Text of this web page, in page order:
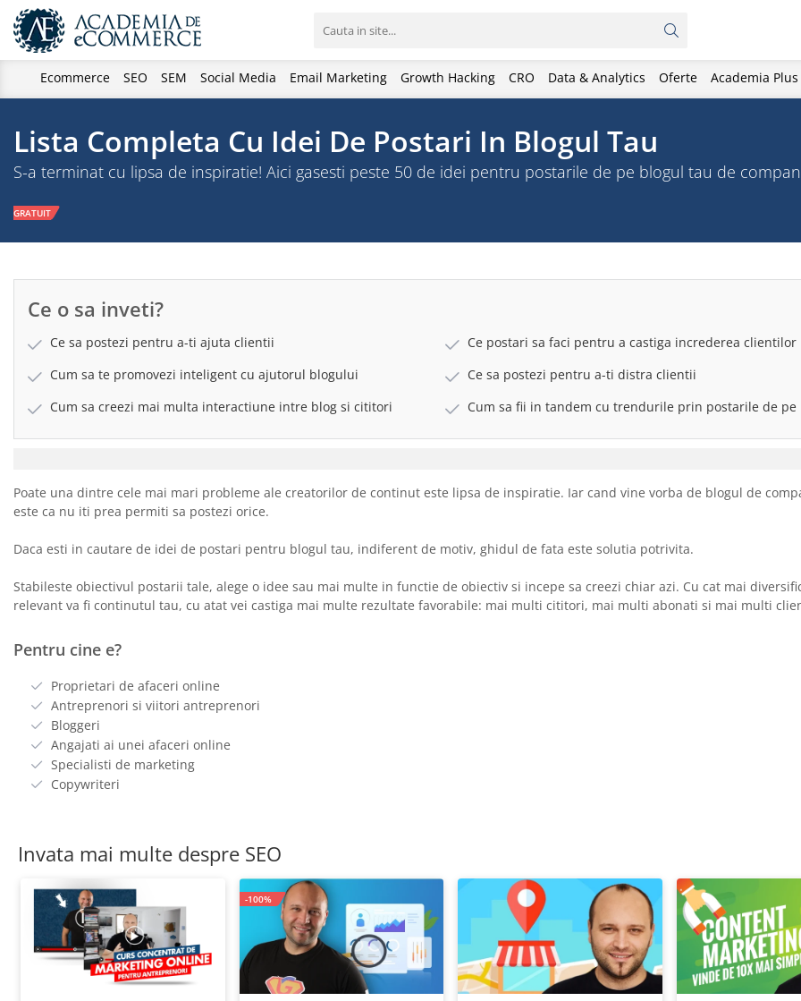
Ecommerce SEO SEM Social Media Email Marketing Growth Hacking CRO Data & Analytics Oferte Academia Plus
Lista Completa Cu Idei De Postari In Blogul Tau
S-a terminat cu lipsa de inspiratie! Aici gasesti peste 50 de idei pentru postarile de pe blogul tau de
GRATUIT
Ce o sa inveti?
Ce sa postezi pentru a-ti ajuta clientii
Ce postari sa faci pentru a castiga increderea clientilor
Cum sa te promovezi inteligent cu ajutorul blogului
Ce sa postezi pentru a-ti distra clientii
Cum sa creezi mai multa interactiune intre blog si cititori
Cum sa fii in tandem cu trendurile prin postarile de pe
Poate una dintre cele mai mari probleme ale creatorilor de continut este lipsa de inspiratie. Iar cand vine vorba de blogul de
este ca nu iti prea permiti sa postezi orice.
Daca esti in cautare de idei de postari pentru blogul tau, indiferent de motiv, ghidul de fata este solutia potrivita.
Stabileste obiectivul postarii tale, alege o idee sau mai multe in functie de obiectiv si incepe sa creezi chiar azi. Cu cat mai
relevant va fi continutul tau, cu atat vei castiga mai multe rezultate favorabile: mai multi cititori, mai multi abonati si mai multi
Pentru cine e?
Proprietari de afaceri online
Antreprenori si viitori antreprenori
Bloggeri
Angajati ai unei afaceri online
Specialisti de marketing
Copywriteri
Invata mai multe despre SEO
-100%